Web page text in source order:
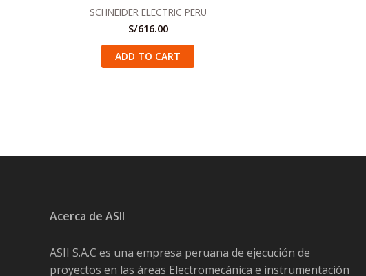
SCHNEIDER ELECTRIC PERU
S/616.00
ADD TO CART
Acerca de ASII
ASII S.A.C es una empresa peruana de ejecución de
proyectos en las áreas Electromecánica e instrumentación